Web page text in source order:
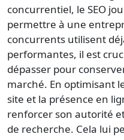
concurrentiel, le SEO
permettre à une
concurrents utilisent
performantes, il est
dépasser pour
marché. En optimisant
site et la présence en
renforcer son autorité
de recherche. Cela lui